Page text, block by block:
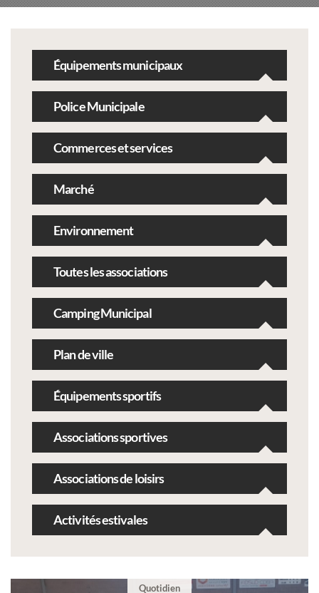
Équipements municipaux
Police Municipale
Commerces et services
Marché
Environnement
Toutes les associations
Camping Municipal
Plan de ville
Équipements sportifs
Associations sportives
Associations de loisirs
Activités estivales
Quotidien